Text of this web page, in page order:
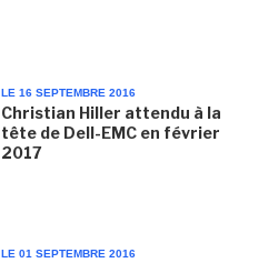
LE 16 SEPTEMBRE 2016
Christian Hiller attendu à la
tête de Dell-EMC en février
2017
LE 01 SEPTEMBRE 2016